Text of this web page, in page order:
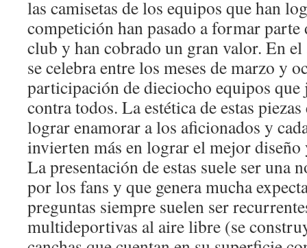
las camisetas de los equipos que han
competición han pasado a formar parte
club y han cobrado un gran valor. En el
se celebra entre los meses de marzo y
participación de dieciocho equipos que
contra todos. La estética de estas
lograr enamorar a los aficionados y
invierten más en lograr el mejor
La presentación de estas suele ser una
por los fans y que genera mucha
preguntas siempre suelen ser
multideportivas al aire libre (se